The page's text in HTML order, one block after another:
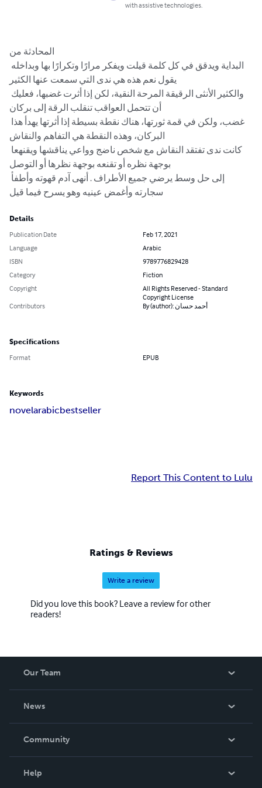
with assistive technologies.
المحادثة من
البداية ويدقق في كل كلمة قيلت ويفكر مرارًا وتكرارًا بها وبداخله
يقول نعم هذه هي ندى التي سمعت عنها الكثير
والكثير الأنثى الرقيقة المرحة النقية، لكن إذا أثرت غضبها، فعليك
أن تتحمل العواقب تنقلب الرقة إلى بركان
غضب، ولكن في قمة ثورتها، هناك نقطة بسيطة إذا أثرتها يهدأ هذا
البركان، وهذه النقطة هي التفاهم والنقاش
كانت ندى تفتقد النقاش مع شخص ناضج وواعي يناقشها ويقنهعا
بوجهة نظره أو تقنعه بوجهة نظرها أو التوصل
إلى حل وسط يرضي جميع الأطراف . أنهى آدم قهوته وأطفأ
سجارته وأغمض عينيه وهو يسرح فيما قيل
Details
Publication Date
Feb 17, 2021
Language
Arabic
ISBN
9789776829428
Category
Fiction
Copyright
All Rights Reserved - Standard
Copyright License
Contributors
By (author): أحمد حسان
Specifications
Format EPUB
Keywords
novelarabicbestseller
Report This Content to Lulu
Ratings & Reviews
Write a review
Did you love this book? Leave a review for other
readers!
Our Team
News
In The News
Community
Help